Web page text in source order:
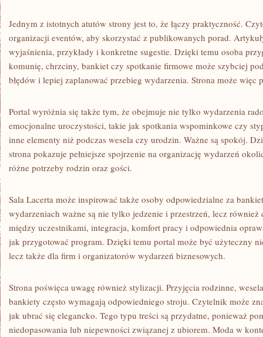
Jednym z istotnych atutów strony jest to, że łączy praktyczność.
organizacji eventów, aby skorzystać z publikowanych porad.
wyjaśnienia, przykłady i konkretne sugestie. Dzięki temu osoba
komunię, chrzciny, bankiet czy spotkanie firmowe może szybciej
błędów i lepiej zaplanować przebieg wydarzenia. Strona może więc
Portal wyróżnia się także tym, że obejmuje nie tylko wydarzenia
emocjonalne uroczystości, takie jak spotkania wspominkowe czy
inne elementy niż podczas wesela czy urodzin. Ważne są spokój.
strona pokazuje pełniejsze spojrzenie na organizację wydarzeń
różne potrzeby rodzin oraz gości.
Sala Lacerta może inspirować także osoby odpowiedzialne za
wydarzeniach ważne są nie tylko jedzenie i przestrzeń, lecz
między uczestnikami, integracja, komfort pracy i odpowiednia
jak przygotować program. Dzięki temu portal może być użyteczny
lecz także dla firm i organizatorów wydarzeń biznesowych.
Strona poświęca uwagę również stylizacji. Przyjęcia rodzinne,
bankiety często wymagają odpowiedniego stroju. Czytelnik może
jak ubrać się elegancko. Tego typu treści są przydatne, ponieważ
niedopasowania lub niepewności związanej z ubiorem. Moda w